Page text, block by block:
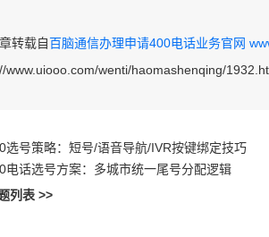
转载自百脑通信办理申请400电话业务官网
www.uiooo.com/wenti/haomashenqing/
选号策略：短号/语音导航/IVR按键绑定技巧
电话选号方案：多城市统一尾号分配逻辑
列表 >>